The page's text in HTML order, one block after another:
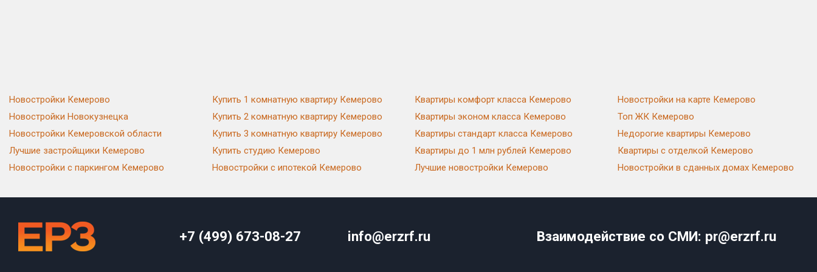
Новостройки Кемерово
Новостройки Новокузнецка
Новостройки Кемеровской области
Лучшие застройщики Кемерово
Новостройки с паркингом Кемерово
Купить 1 комнатную квартиру Кемерово
Купить 2 комнатную квартиру Кемерово
Купить 3 комнатную квартиру Кемерово
Купить студию Кемерово
Новостройки с ипотекой Кемерово
Квартиры комфорт класса Кемерово
Квартиры эконом класса Кемерово
Квартиры стандарт класса Кемерово
Квартиры до 1 млн рублей Кемерово
Лучшие новостройки Кемерово
Новостройки на карте Кемерово
Топ ЖК Кемерово
Недорогие квартиры Кемерово
Квартиры с отделкой Кемерово
Новостройки в сданных домах Кемерово
+7 (499) 673-08-27 info@erzrf.ru Взаимодействие со СМИ: pr@erzrf.ru